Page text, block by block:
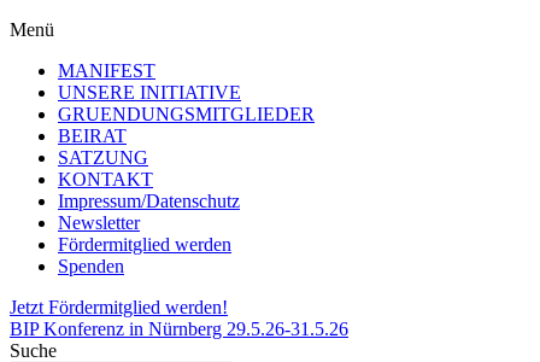
Menü
MANIFEST
UNSERE INITIATIVE
GRUENDUNGSMITGLIEDER
BEIRAT
SATZUNG
KONTAKT
Impressum/Datenschutz
Newsletter
Fördermitglied werden
Spenden
Jetzt Fördermitglied werden!
BIP Konferenz in Nürnberg 29.5.26-31.5.26
Suche